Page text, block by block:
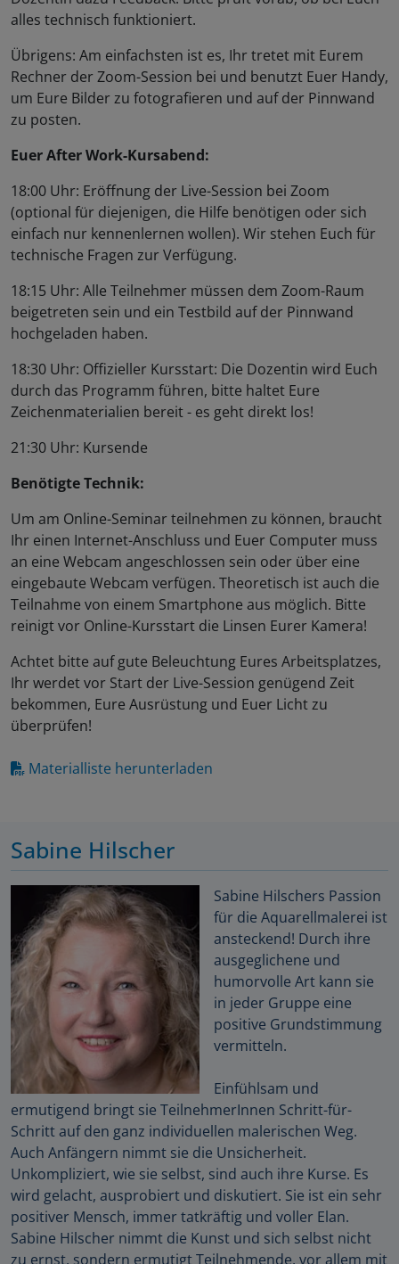
alles technisch funktioniert.
Übrigens: Am einfachsten ist es, Ihr tretet mit Eurem
Rechner der Zoom-Session bei und benutzt Euer Handy,
um Eure Bilder zu fotografieren und auf der Pinnwand
zu posten.
Euer After Work-Kursabend:
18:00 Uhr: Eröffnung der Live-Session bei Zoom
(optional für diejenigen, die Hilfe benötigen oder sich
einfach nur kennenlernen wollen). Wir stehen Euch für
technische Fragen zur Verfügung.
18:15 Uhr: Alle Teilnehmer müssen dem Zoom-Raum
beigetreten sein und ein Testbild auf der Pinnwand
hochgeladen haben.
18:30 Uhr: Offizieller Kursstart: Die Dozentin wird Euch
durch das Programm führen, bitte haltet Eure
Zeichenmaterialien bereit - es geht direkt los!
21:30 Uhr: Kursende
Benötigte Technik:
Um am Online-Seminar teilnehmen zu können, braucht
Ihr einen Internet-Anschluss und Euer Computer muss
an eine Webcam angeschlossen sein oder über eine
eingebaute Webcam verfügen. Theoretisch ist auch die
Teilnahme von einem Smartphone aus möglich. Bitte
reinigt vor Online-Kursstart die Linsen Eurer Kamera!
Achtet bitte auf gute Beleuchtung Eures Arbeitsplatzes,
Ihr werdet vor Start der Live-Session genügend Zeit
bekommen, Eure Ausrüstung und Euer Licht zu
überprüfen!
Materialliste herunterladen
Sabine Hilscher
Sabine Hilschers Passion
für die Aquarellmalerei ist
ansteckend! Durch ihre
ausgeglichene und
humorvolle Art kann sie
in jeder Gruppe eine
positive Grundstimmung
vermitteln.
Einfühlsam und
ermutigend bringt sie TeilnehmerInnen Schritt-für-
Schritt auf den ganz individuellen malerischen Weg.
Auch Anfängern nimmt sie die Unsicherheit.
Unkompliziert, wie sie selbst, sind auch ihre Kurse. Es
wird gelacht, ausprobiert und diskutiert. Sie ist ein sehr
positiver Mensch, immer tatkräftig und voller Elan.
Sabine Hilscher nimmt die Kunst und sich selbst nicht
zu ernst, sondern ermutigt Teilnehmende, vor allem mit